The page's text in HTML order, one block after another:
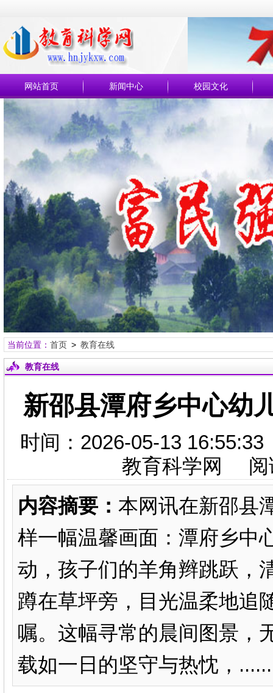
网站首页 新闻中心 校园文化
当前位置： 首页> 教育在线
教育在线
新邵县潭府乡中心幼
时间：2026-05-13
教育科学网 阅
内容摘要： 本网讯在新邵县
样一幅温馨画面：潭府乡中
动，孩子们的羊角辫跳跃，
蹲在草坪旁，目光温柔地追
嘱。这幅寻常的晨间图景，
载如一日的坚守与热忱，......